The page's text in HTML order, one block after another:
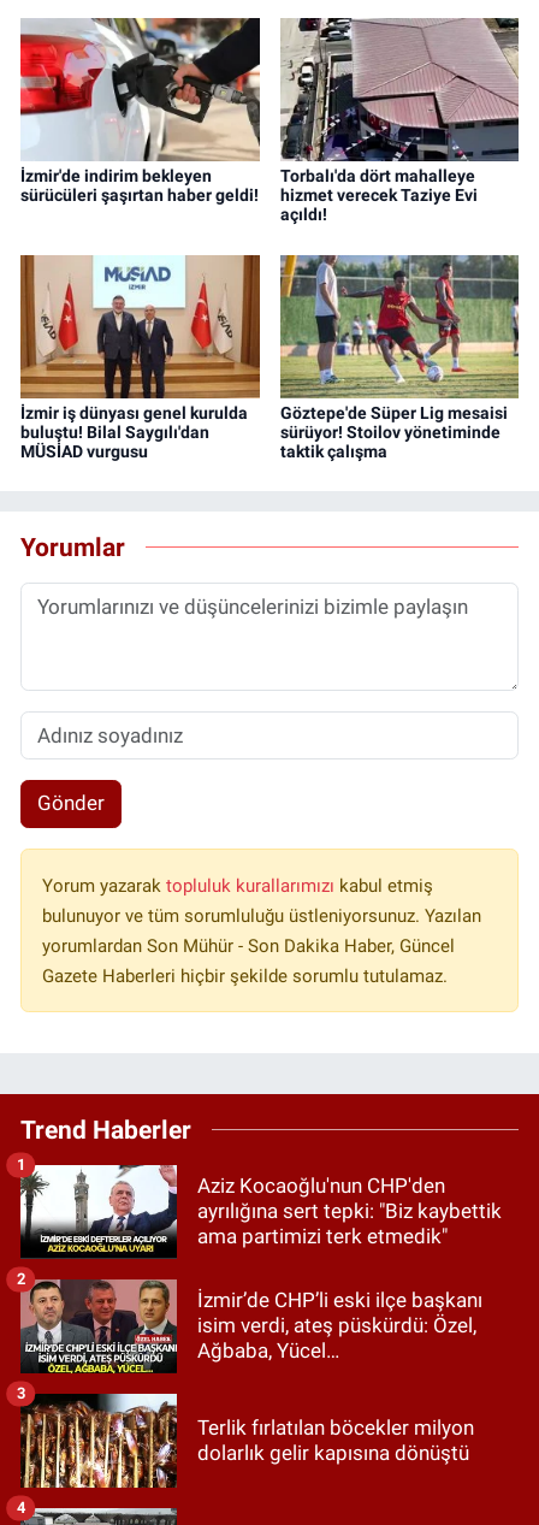
İzmir'de indirim bekleyen
sürücüleri şaşırtan haber geldi!
Torbalı'da dört mahalleye
hizmet verecek Taziye Evi
açıldı!
İzmir iş dünyası genel kurulda
buluştu! Bilal Saygılı'dan
MÜSİAD vurgusu
Göztepe'de Süper Lig mesaisi
sürüyor! Stoilov yönetiminde
taktik çalışma
Yorumlar
Gönder
Yorum yazarak topluluk kurallarımızı kabul etmiş
bulunuyor ve tüm sorumluluğu üstleniyorsunuz. Yazılan
yorumlardan Son Mühür - Son Dakika Haber, Güncel
Gazete Haberleri hiçbir şekilde sorumlu tutulamaz.
Trend Haberler
Aziz Kocaoğlu'nun CHP'den
ayrılığına sert tepki: "Biz kaybettik
ama partimizi terk etmedik"
1
İzmir’de CHP’li eski ilçe başkanı
isim verdi, ateş püskürdü: Özel,
Ağbaba, Yücel…
2
Terlik fırlatılan böcekler milyon
dolarlık gelir kapısına dönüştü
3
4